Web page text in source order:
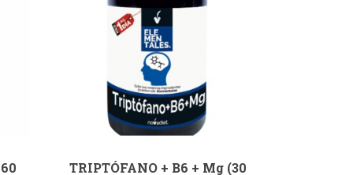
TRIPTÓFANO + B6 + Mg (30